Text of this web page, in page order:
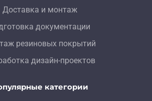
Доставка и монтаж
документации
резиновых покрытий
дизайн-проектов
категории